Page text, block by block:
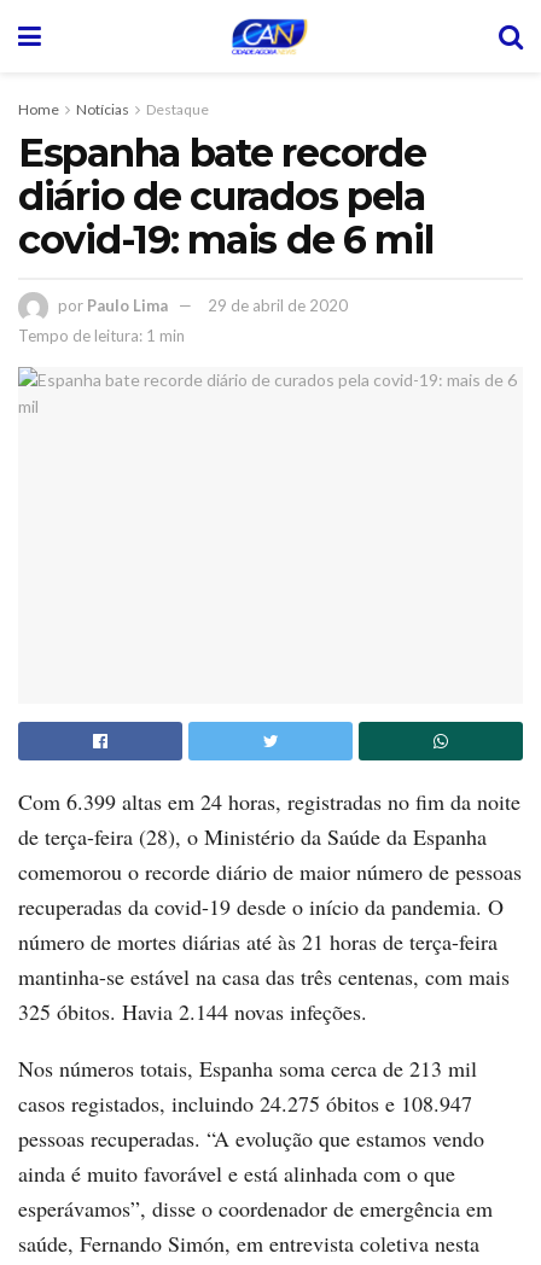
Home Notícias Destaque
Espanha bate recorde
diário de curados pela
covid-19: mais de 6 mil
por Paulo Lima
29 de abril de 2020
Tempo de leitura: 1 min
Com 6.399 altas em 24 horas, registradas no fim da noite
de terça-feira (28), o Ministério da Saúde da Espanha
comemorou o recorde diário de maior número de pessoas
recuperadas da covid-19 desde o início da pandemia. O
número de mortes diárias até às 21 horas de terça-feira
mantinha-se estável na casa das três centenas, com mais
325 óbitos. Havia 2.144 novas infeções.
Nos números totais, Espanha soma cerca de 213 mil
casos registados, incluindo 24.275 óbitos e 108.947
pessoas recuperadas. “A evolução que estamos vendo
ainda é muito favorável e está alinhada com o que
esperávamos”, disse o coordenador de emergência em
saúde, Fernando Simón, em entrevista coletiva nesta